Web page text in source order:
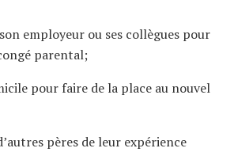
employeur ou ses collègues pour
parental;
pour faire de la place au nouvel
pères de leur expérience